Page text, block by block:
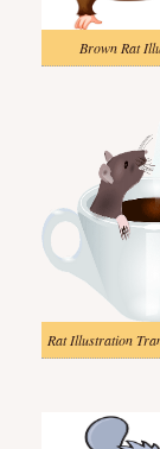
Brown Rat